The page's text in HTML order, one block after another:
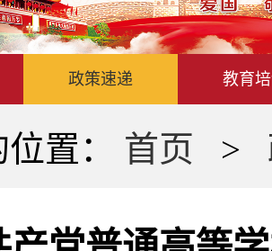
政策速递 教育
置： 首页 >